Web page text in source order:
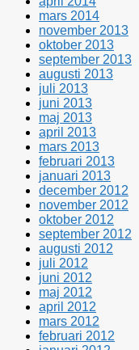
mars 2014
november 2013
oktober 2013
september 2013
augusti 2013
juli 2013
juni 2013
maj 2013
april 2013
mars 2013
februari 2013
januari 2013
december 2012
november 2012
oktober 2012
september 2012
augusti 2012
juli 2012
juni 2012
maj 2012
april 2012
mars 2012
februari 2012